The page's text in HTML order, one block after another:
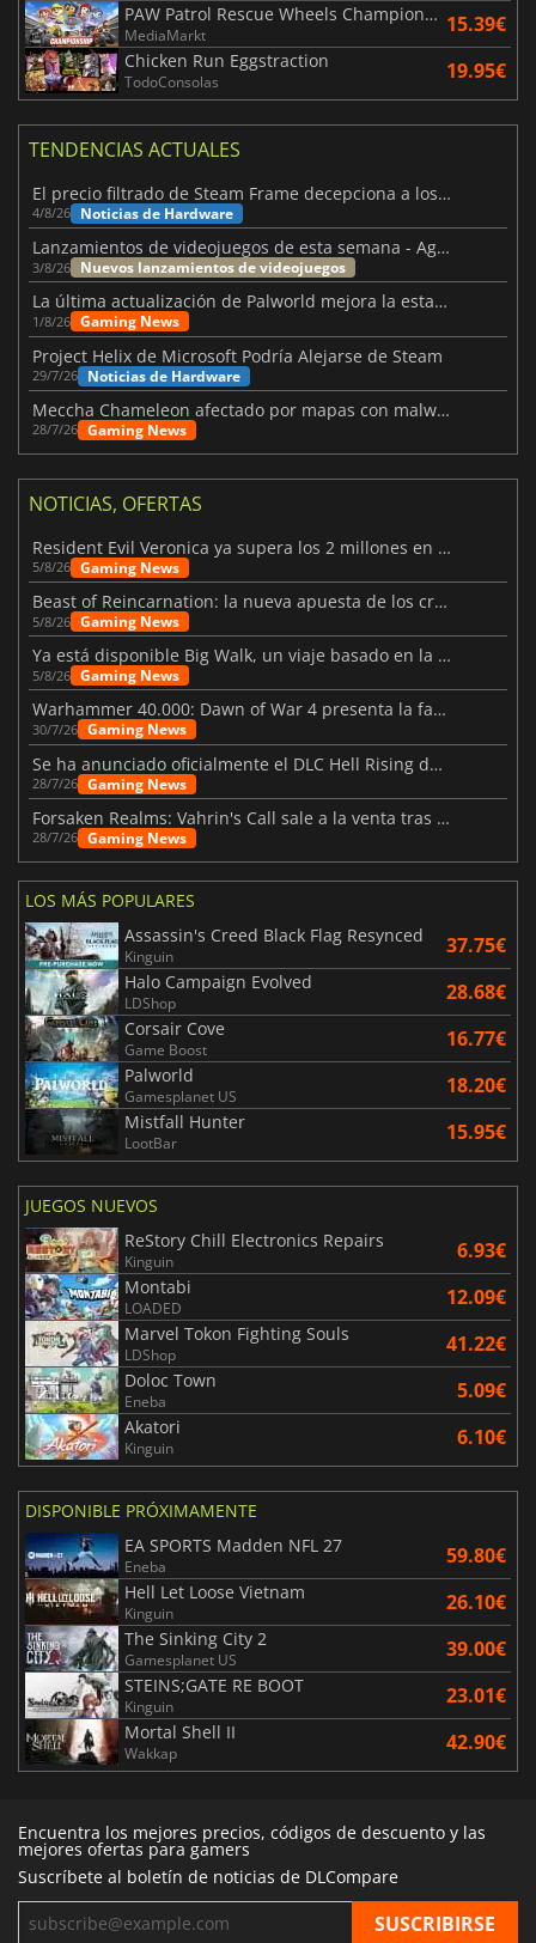
PAW Patrol Rescue Wheels Championship
MediaMarkt 15.39€
Chicken Run Eggstraction
TodoConsolas 19.95€
TENDENCIAS ACTUALES
El precio filtrado de Steam Frame decepciona a los usuarios
4/8/26 Noticias de Hardware
Lanzamientos de videojuegos de esta semana - Agosto de 2026 (semana 32)
3/8/26 Nuevos lanzamientos de videojuegos
La última actualización de Palworld mejora la estabilidad
1/8/26 Gaming News
Project Helix de Microsoft Podría Alejarse de Steam
29/7/26 Noticias de Hardware
Meccha Chameleon afectado por mapas con malware y Discord
28/7/26 Gaming News
NOTICIAS, OFERTAS
Resident Evil Veronica ya supera los 2 millones en listas de deseados
5/8/26 Gaming News
Beast of Reincarnation: la nueva apuesta de los creadores de Pokémon
5/8/26 Gaming News
Ya está disponible Big Walk, un viaje basado en la amistad
5/8/26 Gaming News
Warhammer 40.000: Dawn of War 4 presenta la facción de los Necrones
30/7/26 Gaming News
Se ha anunciado oficialmente el DLC Hell Rising de Nioh 3
28/7/26 Gaming News
Forsaken Realms: Vahrin's Call sale a la venta tras una década
28/7/26 Gaming News
LOS MÁS POPULARES
Assassin's Creed Black Flag Resynced
Kinguin 37.75€
Halo Campaign Evolved
LDShop 28.68€
Corsair Cove
Game Boost 16.77€
Palworld
Gamesplanet US 18.20€
Mistfall Hunter
LootBar 15.95€
JUEGOS NUEVOS
ReStory Chill Electronics Repairs
Kinguin 6.93€
Montabi
LOADED 12.09€
Marvel Tokon Fighting Souls
LDShop 41.22€
Doloc Town
Eneba 5.09€
Akatori
Kinguin 6.10€
DISPONIBLE PRÓXIMAMENTE
EA SPORTS Madden NFL 27
Eneba 59.80€
Hell Let Loose Vietnam
Kinguin 26.10€
The Sinking City 2
Gamesplanet US 39.00€
STEINS;GATE RE BOOT
Kinguin 23.01€
Mortal Shell II
Wakkap 42.90€
Encuentra los mejores precios, códigos de descuento y las
mejores ofertas para gamers
Suscríbete al boletín de noticias de DLCompare